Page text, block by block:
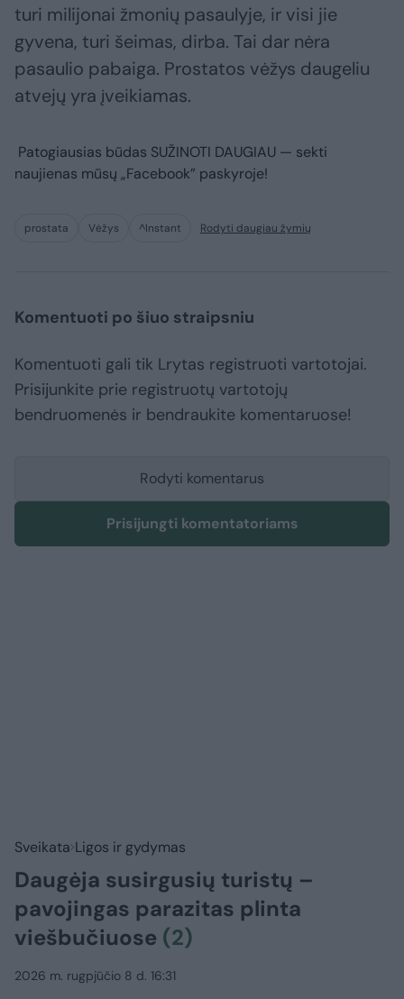
turi milijonai žmonių pasaulyje, ir visi jie
gyvena, turi šeimas, dirba. Tai dar nėra
pasaulio pabaiga. Prostatos vėžys daugeliu
atvejų yra įveikiamas.
Patogiausias būdas SUŽINOTI DAUGIAU — sekti
naujienas mūsų „Facebook” paskyroje!
prostata Vėžys ^Instant Rodyti daugiau žymių
Komentuoti po šiuo straipsniu
Komentuoti gali tik Lrytas registruoti vartotojai.
Prisijunkite prie registruotų vartotojų
bendruomenės ir bendraukite komentaruose!
Rodyti komentarus
Prisijungti komentatoriams
Sveikata Ligos ir gydymas
Daugėja susirgusių turistų –
pavojingas parazitas plinta
viešbučiuose (2)
2026 m. rugpjūčio 8 d. 16:31